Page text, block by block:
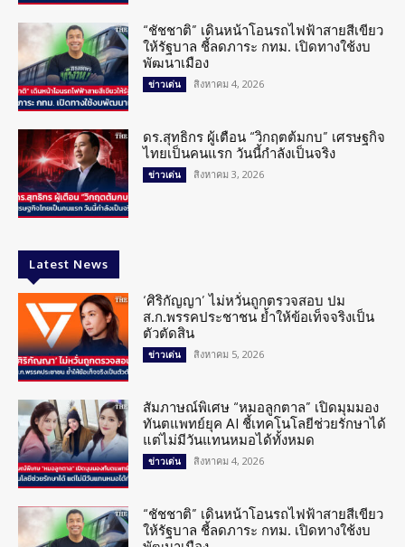
“ชัชชาติ” เดินหน้าโอนรถไฟฟ้าสายสีเขียว
ให้รัฐบาล ชี้ลดภาระ กทม. เปิดทางใช้งบ
พัฒนาเมือง
ข่าวเด่น สิงหาคม 4, 2026
ดร.สุทธิกร ผู้เตือน “วิกฤตต้มกบ” เศรษฐกิจ
ไทยเป็นคนแรก วันนี้กำลังเป็นจริง
ข่าวเด่น สิงหาคม 3, 2026
Latest News
‘ศิริกัญญา’ ไม่หวั่นถูกตรวจสอบ ปม
ส.ก.พรรคประชาชน ย้ำให้ข้อเท็จจริงเป็น
ตัวตัดสิน
ข่าวเด่น สิงหาคม 5, 2026
สัมภาษณ์พิเศษ “หมอลูกตาล” เปิดมุมมอง
ทันตแพทย์ยุค AI ชี้เทคโนโลยีช่วยรักษาได้
แต่ไม่มีวันแทนหมอได้ทั้งหมด
ข่าวเด่น สิงหาคม 4, 2026
“ชัชชาติ” เดินหน้าโอนรถไฟฟ้าสายสีเขียว
ให้รัฐบาล ชี้ลดภาระ กทม. เปิดทางใช้งบ